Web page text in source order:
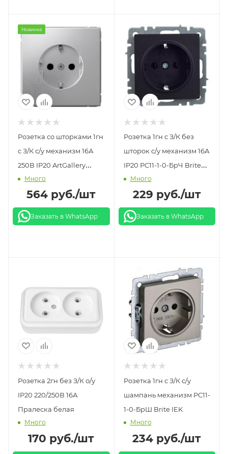
Новинка
Розетка со шторками 1гн
с З/К с/у механизм 16А
250В IP20 ArtGallery
Systeme Electric
алюминий
Много
564 руб./шт
Заказать в WhatsApp
Розетка 1гн с З/К без
шторок с/у механизм 16А
IP20 РС11-1-0-БрЧ Brite
IEK черный
Много
229 руб./шт
Заказать в WhatsApp
Розетка 2гн без З/К о/у
IP20 220/250В 16А
Пралеска белая
Много
170 руб./шт
Розетка 1гн с З/К с/у
шампань механизм РС11-
1-0-БрШ Brite IEK
Много
234 руб./шт